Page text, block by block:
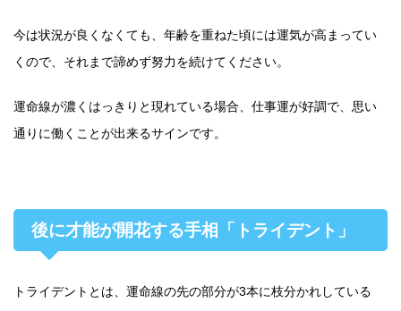
今は状況が良くなくても、年齢を重ねた頃には運気が高まってい
くので、それまで諦めず努力を続けてください。
運命線が濃くはっきりと現れている場合、仕事運が好調で、思い
通りに働くことが出来るサインです。
後に才能が開花する手相「トライデント」
トライデントとは、運命線の先の部分が3本に枝分かれしている